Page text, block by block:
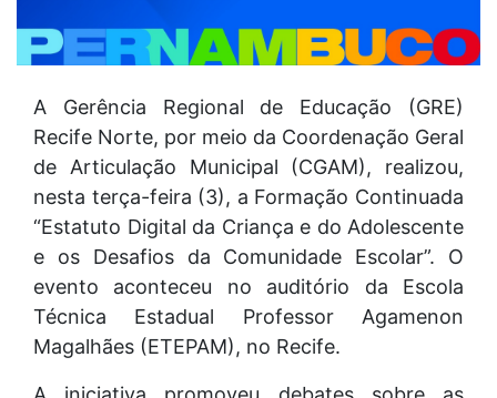
A Gerência Regional de Educação (GRE)
Recife Norte, por meio da Coordenação Geral
de Articulação Municipal (CGAM), realizou,
nesta terça-feira (3), a Formação Continuada
“Estatuto Digital da Criança e do Adolescente
e os Desafios da Comunidade Escolar”. O
evento aconteceu no auditório da Escola
Técnica Estadual Professor Agamenon
Magalhães (ETEPAM), no Recife.